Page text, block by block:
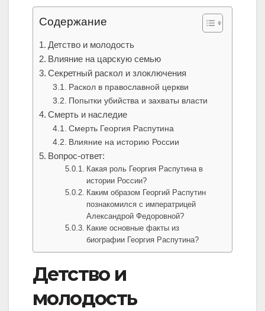
Содержание
Детство и молодость
Влияние на царскую семью
Секретный раскол и злоключения
Раскол в православной церкви
Попытки убийства и захваты власти
Смерть и наследие
Смерть Георгия Распутина
Влияние на историю России
Вопрос-ответ:
Какая роль Георгия Распутина в
истории России?
Каким образом Георгий Распутин
познакомился с императрицей
Александрой Федоровной?
Какие основные факты из
биографии Георгия Распутина?
Детство и
молодость